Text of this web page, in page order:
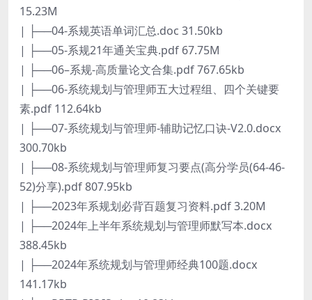
15.23M
| ├──04-系规英语单词汇总.doc 31.50kb
| ├──05-系规21年通关宝典.pdf 67.75M
| ├──06–系规-高质量论文合集.pdf 767.65kb
| ├──06-系统规划与管理师五大过程组、四个关键要
素.pdf 112.64kb
| ├──07-系统规划与管理师-辅助记忆口诀-V2.0.docx
300.70kb
| ├──08-系统规划与管理师复习要点(高分学员(64-46-
52)分享).pdf 807.95kb
| ├──2023年系规划必背百题复习资料.pdf 3.20M
| ├──2024年上半年系统规划与管理师默写本.docx
388.45kb
| ├──2024年系统规划与管理师经典100题.docx
141.17kb